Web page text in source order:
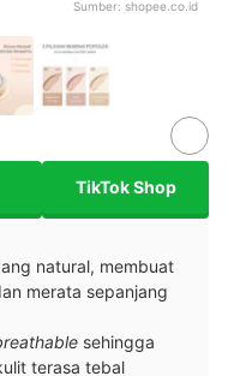
Sumber: shopee.co.id
TikTok Shop
natural, membuat
merata sepanjang
sehingga
terasa tebal